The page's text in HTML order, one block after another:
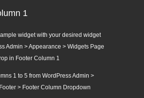
1
widget with your desired widget
Admin > Appearance > Widgets Page
in Footer Column 1
1 to 5 from WordPress Admin >
> Footer Column Dropdown